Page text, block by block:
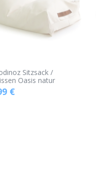
Sitzsack /
Oasis natur
€